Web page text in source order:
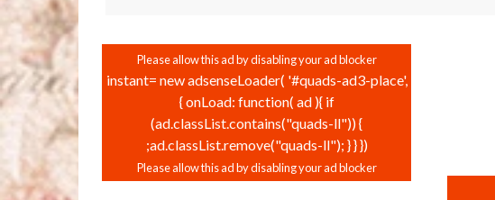
instant= new adsenseLoader( '#quads-ad3-place',
{ onLoad: function( ad ){ if
(ad.classList.contains("quads-ll")) {
ad.classList.remove("quads-ll"); } } });